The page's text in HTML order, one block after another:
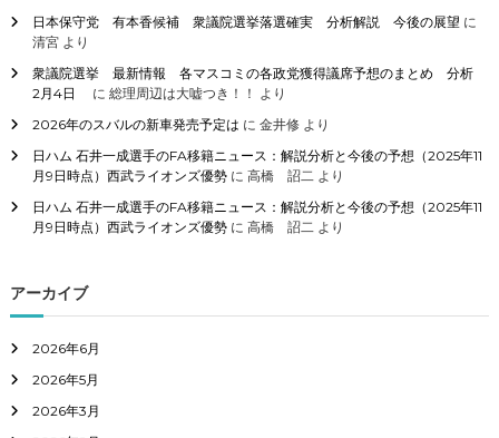
日本保守党 有本香候補 衆議院選挙落選確実 分析解説 今後の展望 に
清宮より
衆議院選挙 最新情報 各マスコミの各政党獲得議席予想のまとめ 分析
2月4日
に 総理周辺は大嘘つき！！ より
2026年のスバルの新車発売予定は に 金井修より
日ハム 石井一成選手のFA移籍ニュース：解説分析と今後の予想（2025年11
月9日時点）西武ライオンズ優勢に 高橋 詔二より
日ハム 石井一成選手のFA移籍ニュース：解説分析と今後の予想（2025年11
月9日時点）西武ライオンズ優勢に 高橋 詔二より
アーカイブ
2026年6月
2026年5月
2026年3月